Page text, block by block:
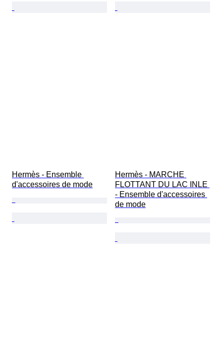
Hermès - Ensemble
d'accessoires de mode
Hermès - MARCHE
FLOTTANT DU LAC INLE
- Ensemble d'accessoires
de mode